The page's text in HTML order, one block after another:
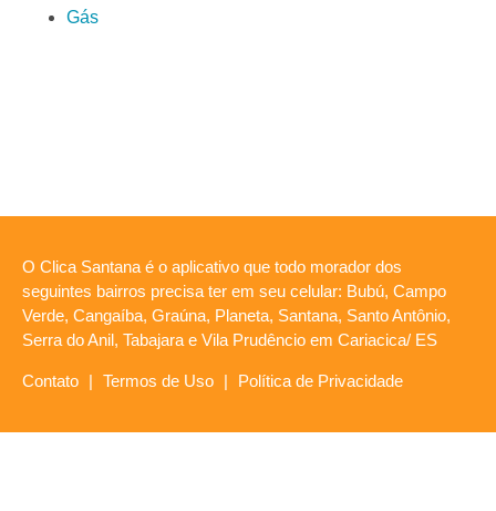
Gás
O Clica Santana é o aplicativo que todo morador dos
seguintes bairros precisa ter em seu celular: Bubú, Campo
Verde, Cangaíba, Graúna, Planeta, Santana, Santo Antônio,
Serra do Anil, Tabajara e Vila Prudêncio em Cariacica/ ES
Contato | Termos de Uso | Política de Privacidade